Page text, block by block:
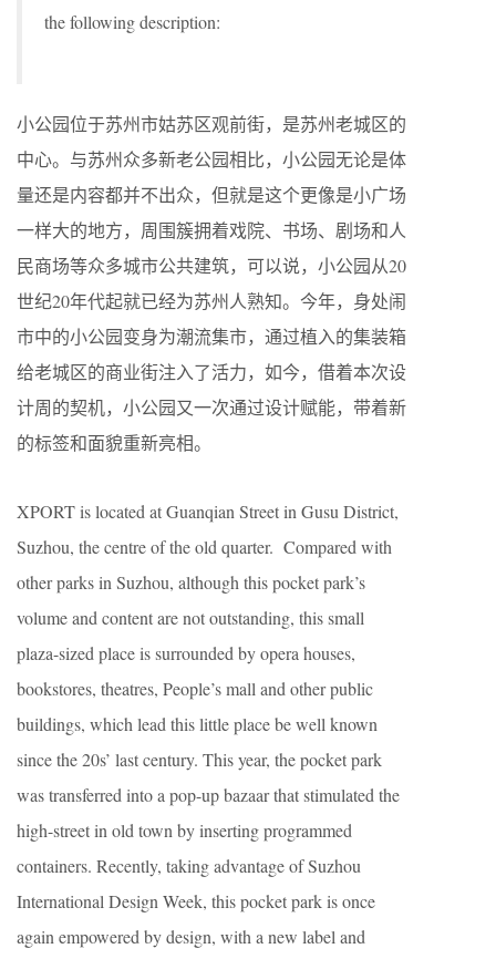
the following description:
小公园位于苏州市姑苏区观前街，是苏州老城区的
中心。与苏州众多新老公园相比，小公园无论是体
量还是内容都并不出众，但就是这个更像是小广场
一样大的地方，周围簇拥着戏院、书场、剧场和人
民商场等众多城市公共建筑，可以说，小公园从20
世纪20年代起就已经为苏州人熟知。今年，身处闹
市中的小公园变身为潮流集市，通过植入的集装箱
给老城区的商业街注入了活力，如今，借着本次设
计周的契机，小公园又一次通过设计赋能，带着新
的标签和面貌重新亮相。
XPORT is located at Guanqian Street in Gusu District,
Suzhou, the centre of the old quarter. Compared with
other parks in Suzhou, although this pocket park’s
volume and content are not outstanding, this small
plaza-sized place is surrounded by opera houses,
bookstores, theatres, People’s mall and other public
buildings, which lead this little place be well known
since the 20s’ last century. This year, the pocket park
was transferred into a pop-up bazaar that stimulated the
high-street in old town by inserting programmed
containers. Recently, taking advantage of Suzhou
International Design Week, this pocket park is once
again empowered by design, with a new label and